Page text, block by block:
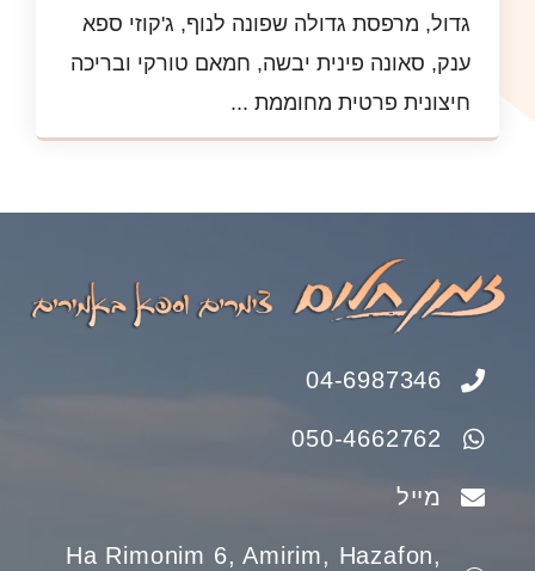
גדול, מרפסת גדולה שפונה לנוף, ג'קוזי ספא
ענק, סאונה פינית יבשה, חמאם טורקי ובריכה
חיצונית פרטית מחוממת ...
04-6987346
050-4662762
מייל
Ha Rimonim 6, Amirim, Hazafon,